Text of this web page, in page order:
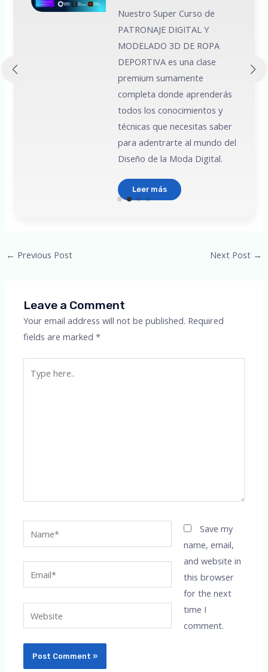
Nuestro Super Curso de
PATRONAJE DIGITAL Y
MODELADO 3D DE ROPA
DEPORTIVA es una clase
premium sumamente
completa donde aprenderás
todos los conocimientos y
técnicas que necesitas saber
para adentrarte al mundo del
Diseño de la Moda Digital.
Leer más
Post
← Previous Post Next Post →
Leave a Comment
Your email address will not be published. Required
fields are marked*
here..
Save my
name, email,
and website in
this browser
for the next
time I
comment.